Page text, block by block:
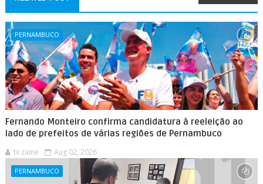
PERNAMBUCO
Fernando Monteiro confirma candidatura à reeleição ao
lado de prefeitos de várias regiões de Pernambuco
tv zaine Aug 02, 2026
PERNAMBUCO